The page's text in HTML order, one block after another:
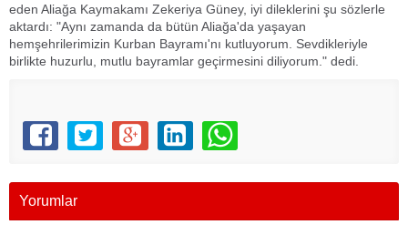
eden Aliağa Kaymakamı Zekeriya Güney, iyi dileklerini şu sözlerle
aktardı: "Aynı zamanda da bütün Aliağa'da yaşayan
hemşehrilerimizin Kurban Bayramı'nı kutluyorum. Sevdikleriyle
birlikte huzurlu, mutlu bayramlar geçirmesini diliyorum." dedi.
Yorumlar